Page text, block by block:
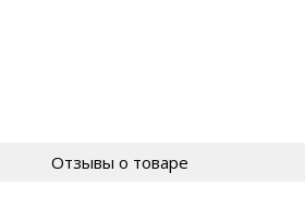
Отзывы о товаре